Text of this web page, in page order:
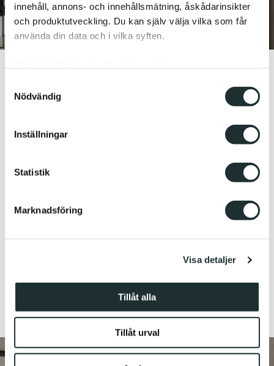
innehåll, annons- och innehållsmätning, åskådarinsikter
och produktutveckling. Du kan själv välja vilka som får
använda din data och i vilka syften.
som kan ha en noggrannhet på upp till flera meter
Ta reda på mer om hur dina personliga uppgifter
Du kan ändra eller dra tillbaka ditt samtycke när som
Vi använder enhetsidentifierare för att anpassa innehållet
vidarebefordrar även sådana identifierare och annan
information som du har tillhandahållit eller som de har
samlat in när du har använt deras tjänster.
Nödvändig
Inställningar
Statistik
Marknadsföring
Visa detaljer
Tillåt alla
Tillåt urval